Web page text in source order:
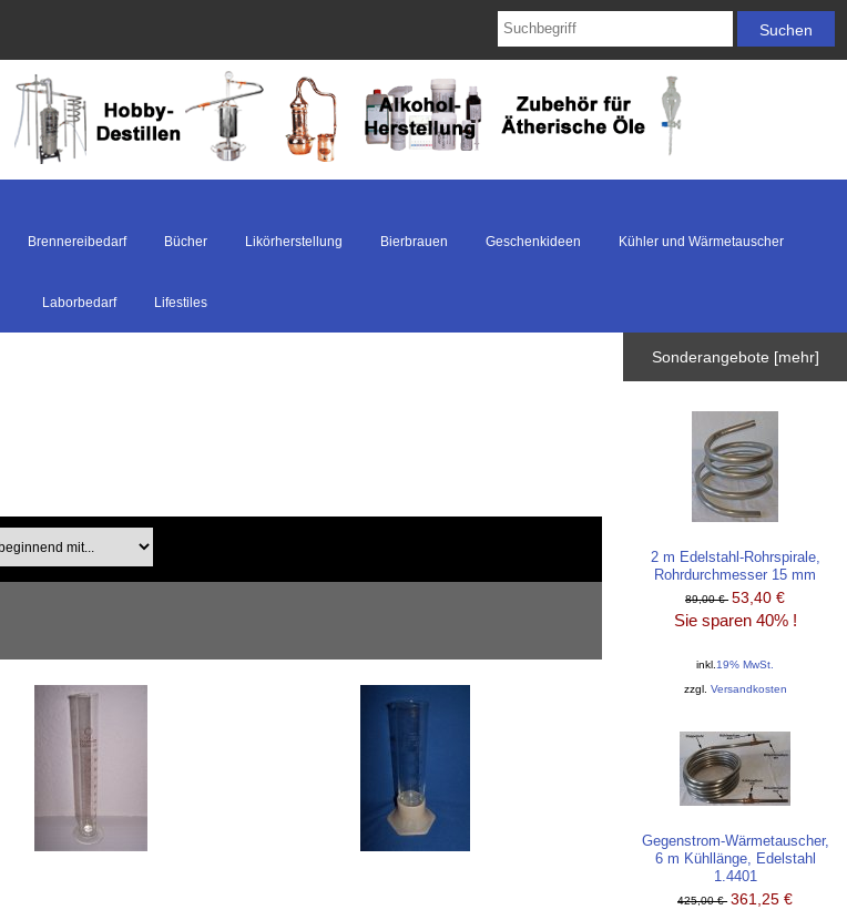
Brennereibedarf Bücher Likörherstellung Bierbrauen Geschenkideen Kühler und Wärmetauscher
Laborbedarf Lifestiles
Sonderangebote [mehr]
2 m Edelstahl-Rohrspirale,
Rohrdurchmesser 15 mm
89,00 € 53,40 €
Sie sparen 40% !
inkl. 19% MwSt.
zzgl. Versandkosten
Gegenstrom-Wärmetauscher,
6 m Kühllänge, Edelstahl
1.4401
425,00 € 361,25 €